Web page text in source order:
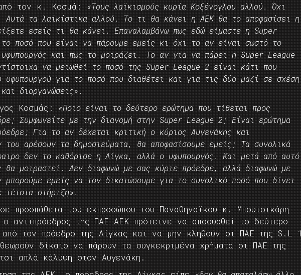
τον κ. Κοσμά: «Τους λαϊκισμούς κυρία Κοξένογλου αλλού. Όχι
τα λαϊκίστικα αλλού. Το τι θα κάνει η ΑΕΚ θα το αποφασίσει η
εσείς τι θα κάνει. Επαναλαμβάνω πως εδώ είμαστε η Super
ποσό που είναι να πάρουμε εμείς κι όχι το αν είναι σωστό το
και πως το μοιράζει. Το αν για να πάρει η Super League
να μειωθεί το ποσό της Super League 2 είναι κάτι που
υφυπουργού για το ποσό που διαθέτει και για τις δύο μαζί σε σχέση
διοργανώσεις».
Κοσμάς: «Ποιο είναι το δεύτερο ερώτημα που τίθεται προς
Συμφωνείτε με την διανομή στην Super League 2; Είναι ερώτημα
Για το αν δέχεται κριτική ο κύριος Αυγενάκης και
του αρέσουν τα δημοσιεύματα, θα αποφασίσουμε εμείς; Τα συνολικά
δεν το καθόρισε η Λίγκα, αλλά ο υφυπουργός. Και μετά από αυτό
θα μοιραστεί. Δεν διαφωνώ με σας κύριε πρόεδρε, αλλά διαφωνώ με
μπορούμε εμείς να τον δικαιώσουμε για το συνολικό ποσό που δίνει
τέτοια στήριξη».
προσπάθεια του εκπροσώπου του Παναθηναϊκού κ. Μπουτσικάρη
αντιπρόεδρος της ΠΑΕ ΑΕΚ πρότεινε να αποσυρθεί το δεύτερο
από τον πρόεδρο της Λίγκας και να μην κληθούν οι ΠΑΕ της S.L 1
δίκαιο να πάρουν τα συγκεκριμένα χρήματα οι ΠΑΕ της
απλά κάλυψη στον Αυγενάκη.